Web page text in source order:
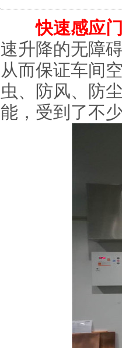
快速感应
速升降的无障
从而保证车间
虫、防风、防
能，受到了不